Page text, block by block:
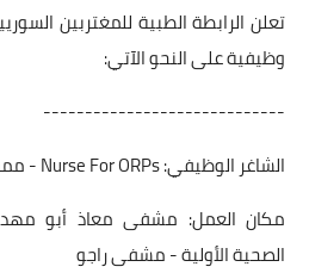
تعلن الرابطة الطبية للمغتربين
وظيفية على النحو الآتي:
-----------------------------
الشاغر الوظيفي: Nurse For ORPs - ممرض/ة ( مشروع الكوليرا)
مكان العمل: مشفى معاذ أبو
الصحية الأولية - مشفى راجو